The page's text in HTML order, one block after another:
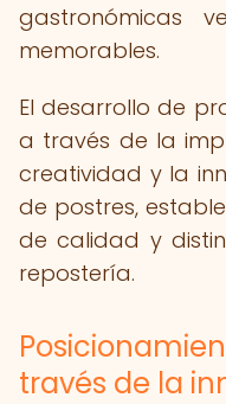
gastronómicas
memorables.
El desarrollo de
a través de la
creatividad y la
de postres,
de calidad y
repostería.
través de la